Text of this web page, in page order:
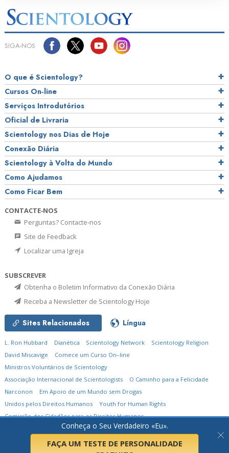
Conheça o Seu Verdadeiro «Eu».
FAÇA UM TESTE DE PERSONALIDADE
SIGA‑NOS
O que é Scientology?
Cursos On‑line
Serviços Introdutórios
Oficial de Livraria
Scientology nos Dias de Hoje
Conexão Diária
Scientology à Volta do Mundo
Como Ajudamos
Como Ficar Bem
CONTACTE‑NOS
Perguntas? Contacte‑nos
Site de Feedback
Localizar uma Igreja
SUBSCREVER
Obtenha o Boletim Informativo da Conexão Diária
Receba a Newsletter de Scientology Hoje
Sites Relacionados Língua
L. Ron Hubbard Dianética Scientology Network
Scientology Religion
David Miscavige
Comece um Curso On–line
Ministros Voluntários de Scientology
Associação Internacional de Scientologists
O Caminho para a Felicidade
Narconon
Em Apoio de um Mundo sem Drogas
Unidos pelos Direitos Humanos
Youth for Human Rights
Comissão dos Cidadãos para os Direitos Humanos
Igreja de Scientology Internacional.Todos os Direitos Reservados.
Política de Privacidade • Política de Cookies•Termos de Utilização